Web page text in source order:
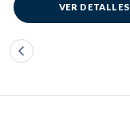
VER DETALLES